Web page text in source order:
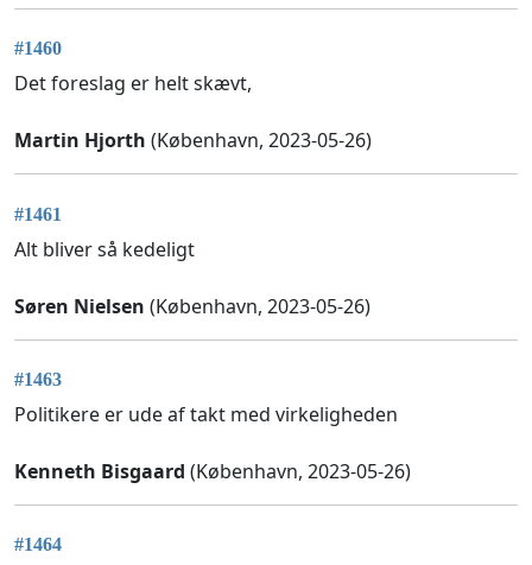
#1460
Det foreslag er helt skævt,
Martin Hjorth (København, 2023-05-26)
#1461
Alt bliver så kedeligt
Søren Nielsen (København, 2023-05-26)
#1463
Politikere er ude af takt med virkeligheden
Kenneth Bisgaard (København, 2023-05-26)
#1464